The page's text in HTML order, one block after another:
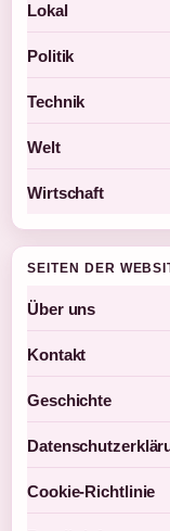
Lokal
Politik
Technik
Welt
Wirtschaft
SEITEN DER
Über uns
Kontakt
Geschichte
Cookie-Richtlinie